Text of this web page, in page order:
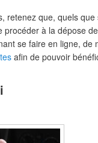
retenez que, quels
procéder à la dépose
se faire en ligne, de
afin de pouvoir